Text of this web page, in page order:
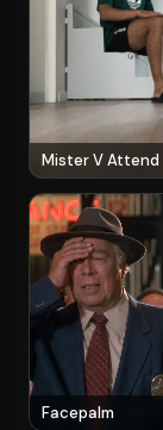
Mister V Attend
Facepalm